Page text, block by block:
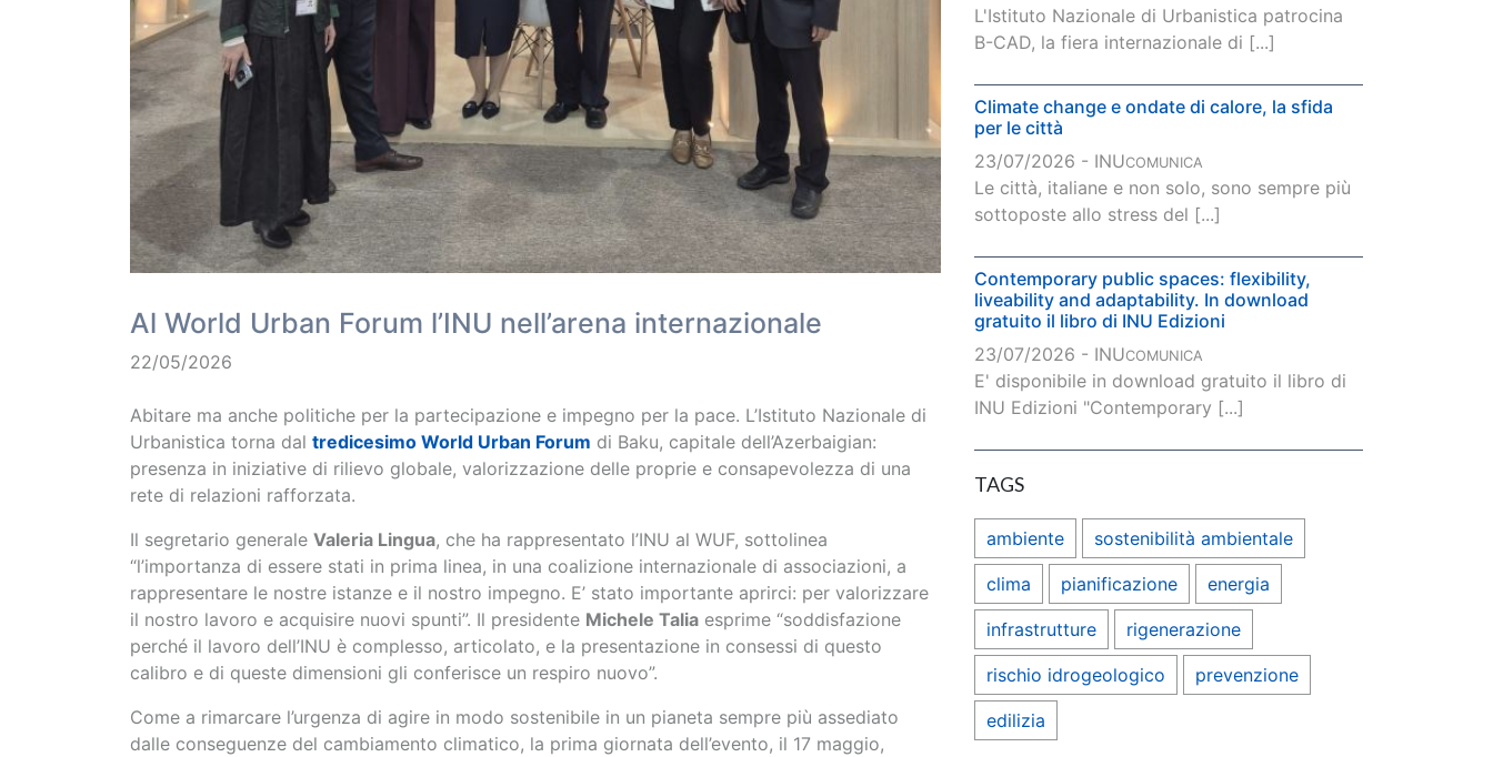
Al World Urban Forum l’INU nell’arena internazionale
22/05/2026
Abitare ma anche politiche per la partecipazione e impegno per la pace. L’Istituto Nazionale di
Urbanistica torna dal tredicesimo World Urban Forum di Baku, capitale dell’Azerbaigian:
presenza in iniziative di rilievo globale, valorizzazione delle proprie e consapevolezza di una
rete di relazioni rafforzata.
Il segretario generale Valeria Lingua, che ha rappresentato l’INU al WUF, sottolinea
“l’importanza di essere stati in prima linea, in una coalizione internazionale di associazioni, a
rappresentare le nostre istanze e il nostro impegno. E’ stato importante aprirci: per valorizzare
il nostro lavoro e acquisire nuovi spunti”. Il presidente Michele Talia esprime “soddisfazione
perché il lavoro dell’INU è complesso, articolato, e la presentazione in consessi di questo
calibro e di queste dimensioni gli conferisce un respiro nuovo”.
Come a rimarcare l’urgenza di agire in modo sostenibile in un pianeta sempre più assediato
dalle conseguenze del cambiamento climatico, la prima giornata dell’evento, il 17 maggio,
L'Istituto Nazionale di Urbanistica patrocina
B-CAD, la fiera internazionale di [...]
Climate change e ondate di calore, la sfida
per le città
23/07/2026 - INUCOMUNICA
Le città, italiane e non solo, sono sempre più
sottoposte allo stress del [...]
Contemporary public spaces: flexibility,
liveability and adaptability. In download
gratuito il libro di INU Edizioni
23/07/2026 - INUCOMUNICA
E' disponibile in download gratuito il libro di
INU Edizioni "Contemporary [...]
TAGS
ambiente sostenibilità ambientale
clima pianificazione energia
infrastrutture rigenerazione
rischio idrogeologico prevenzione
edilizia